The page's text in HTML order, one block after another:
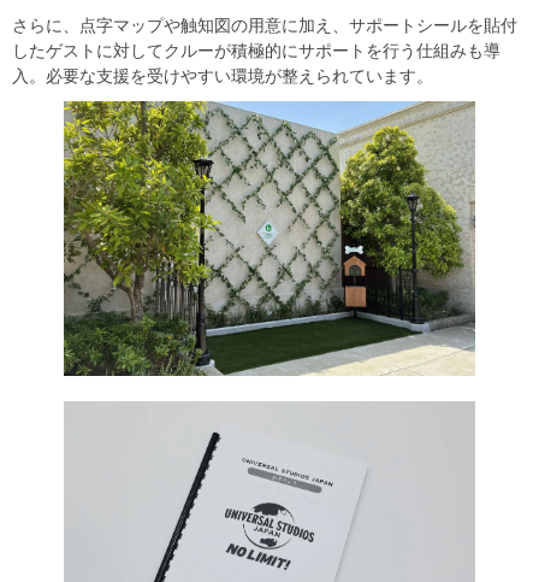
さらに、点字マップや触知図の用意に加え、サポートシールを貼付
したゲストに対してクルーが積極的にサポートを行う仕組みも導
入。必要な支援を受けやすい環境が整えられています。